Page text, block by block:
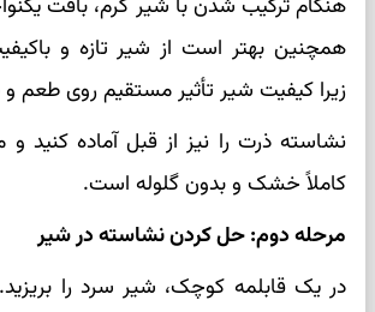
هنگام ترکیب شدن با شیر گرم، بافت
همچنین بهتر است از شیر تازه و
زیرا کیفیت شیر تأثیر مستقیم روی طعم و
نشاسته ذرت را نیز از قبل آماده کنید
کاملاً خشک و بدون گلوله است.
مرحله دوم: حل کردن نشاسته در شیر
در یک قابلمه کوچک، شیر سرد را